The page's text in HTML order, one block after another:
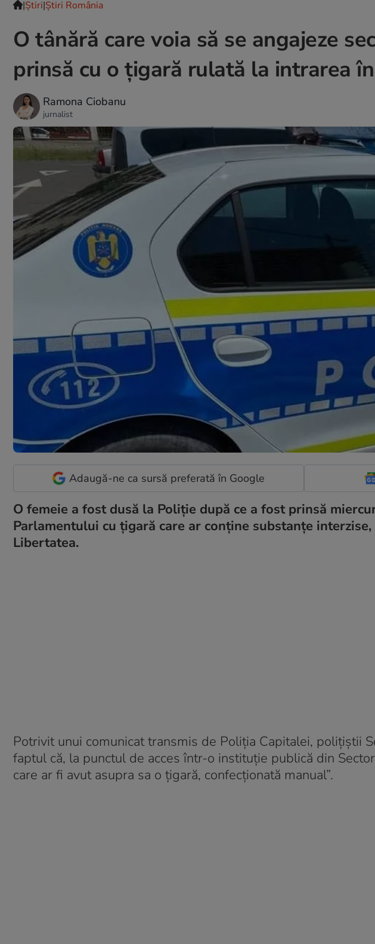
|Ştiri|Știri România
O tânără care voia să se angajeze
prinsă cu o ţigară rulată la intrarea
Ramona Ciobanu
jurnalist
Adaugă-ne ca sursă preferată în Google
O femeie a fost dusă la Poliţie după ce a fost prinsă
Parlamentului cu ţigară care ar conţine substanţe
Libertatea.
Potrivit unui comunicat transmis de Poliția Capitalei, polițiștii
faptul că, la punctul de acces într-o instituție publică din
care ar fi avut asupra sa o țigară, confecționată manual”.